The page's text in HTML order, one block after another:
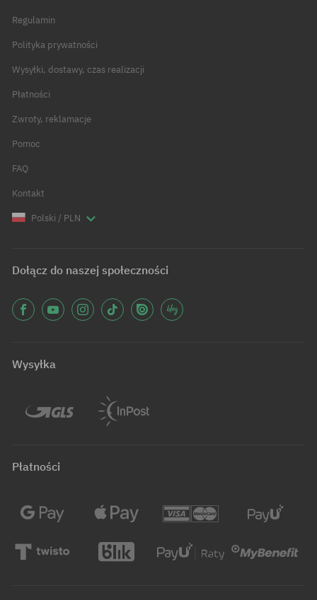
Regulamin
Polityka prywatności
Wysyłki, dostawy, czas realizacji
Płatności
Zwroty, reklamacje
Pomoc
FAQ
Kontakt
Polski / PLN
Dołącz do naszej społeczności
Wysyłka
Płatności